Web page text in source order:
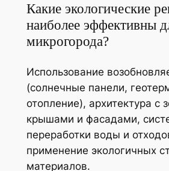
Какие экологические
наиболее эффективны
микрогорода?
Использование
(солнечные панели,
отопление), архитектура с
крышами и фасадами,
переработки воды и
применение экологичных
материалов.